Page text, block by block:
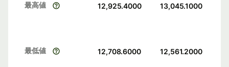
最高値 12,925.4000 13,045.1000
最低値 12,708.6000 12,561.2000